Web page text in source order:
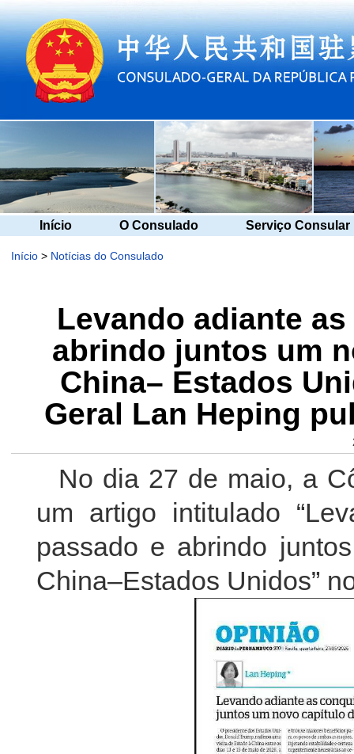
Início O Consulado Serviço Consular
Início> Notícias do Consulado
Levando adiante
abrindo juntos um
China– Estados
Geral Lan Heping
No dia 27 de maio, a
um artigo intitulado
passado e abrindo
China–Estados Unidos”